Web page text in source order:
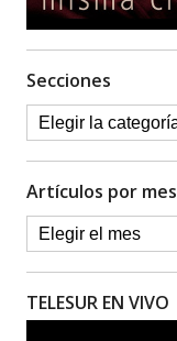
Secciones
Artículos por mes
TELESUR EN VIVO